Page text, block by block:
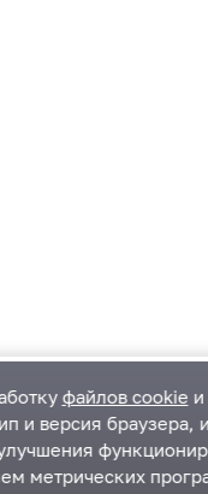
Московской
файлов cookie
и версия браузера,
метрических